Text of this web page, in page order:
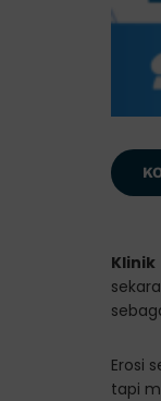
Erosi
tapi